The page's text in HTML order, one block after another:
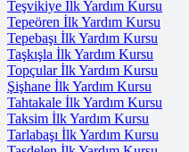
Teşvikiye İlk Yardım Kursu
Tepeören İlk Yardım Kursu
Tepebaşı İlk Yardım Kursu
Taşkışla İlk Yardım Kursu
Topçular İlk Yardım Kursu
Şişhane İlk Yardım Kursu
Tahtakale İlk Yardım Kursu
Taksim İlk Yardım Kursu
Tarlabaşı İlk Yardım Kursu